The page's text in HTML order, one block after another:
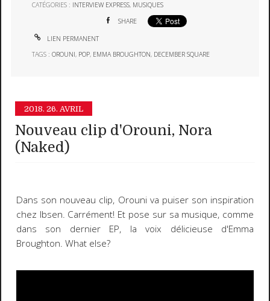
CATÉGORIES : INTERVIEW EXPRESS, MUSIQUES
SHARE
LIEN PERMANENT
TAGS :OROUNI, POP, EMMA BROUGHTON, DECEMBER SQUARE
2018. 26. AVRIL
Nouveau clip d'Orouni, Nora
(Naked)
Dans son nouveau clip, Orouni va puiser son inspiration
chez Ibsen. Carrément! Et pose sur sa musique, comme
dans son dernier EP, la voix délicieuse d'Emma
Broughton. What else?